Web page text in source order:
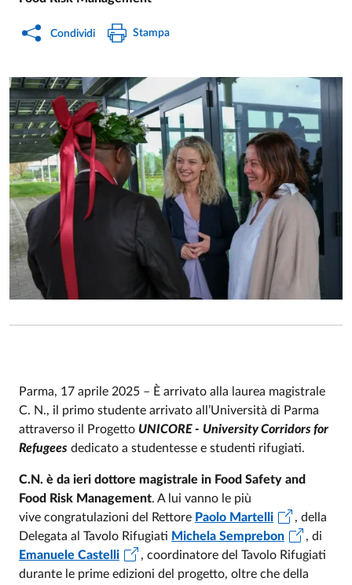
Condividi Stampa
Parma, 17 aprile 2025 – È arrivato alla laurea magistrale
C. N., il primo studente arrivato all’Università di Parma
attraverso il Progetto UNICORE - University Corridors for
Refugees dedicato a studentesse e studenti rifugiati.
C.N. è da ieri dottore magistrale in Food Safety and
Food Risk Management. A lui vanno le più
vive congratulazioni del Rettore Paolo Martelli
, della
Delegata al Tavolo Rifugiati Michela Semprebon
, di
Emanuele Castelli
, coordinatore del Tavolo Rifugiati
durante le prime edizioni del progetto, oltre che della